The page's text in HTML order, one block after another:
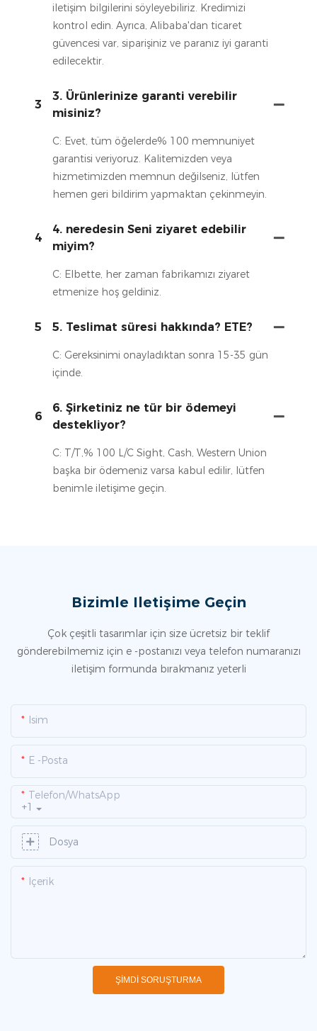
iletişim bilgilerini söyleyebiliriz. Kredimizi
kontrol edin. Ayrıca, Alibaba'dan ticaret
güvencesi var, siparişiniz ve paranız iyi garanti
edilecektir.
3
3. Ürünlerinize garanti verebilir
misiniz?
C: Evet, tüm öğelerde% 100 memnuniyet
garantisi veriyoruz. Kalitemizden veya
hizmetimizden memnun değilseniz, lütfen
hemen geri bildirim yapmaktan çekinmeyin.
4
4. neredesin Seni ziyaret edebilir
miyim?
C: Elbette, her zaman fabrikamızı ziyaret
etmenize hoş geldiniz.
5 5. Teslimat süresi hakkında? ETE?
C: Gereksinimi onayladıktan sonra 15-35 gün
içinde.
6
6. Şirketiniz ne tür bir ödemeyi
destekliyor?
C: T/T,% 100 L/C Sight, Cash, Western Union
başka bir ödemeniz varsa kabul edilir, lütfen
benimle iletişime geçin.
Bizimle Iletişime Geçin
Çok çeşitli tasarımlar için size ücretsiz bir teklif
gönderebilmemiz için e -postanızı veya telefon numaranızı
iletişim formunda bırakmanız yeterli
Isim
E -posta
+1
Telefon/WhatsApp
Dosya
Içerik
ŞIMDI SORUŞTURMA